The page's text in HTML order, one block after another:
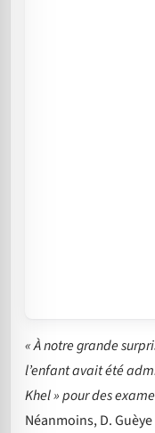
« À notre grande
l’enfant avait été
Khel » pour des
Néanmoins, D.